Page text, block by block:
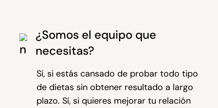
¿Somos el equipo que
necesitas?
Sí, si estás cansado de probar todo tipo
de dietas sin obtener resultado a largo
plazo. Sí, si quieres mejorar tu relación